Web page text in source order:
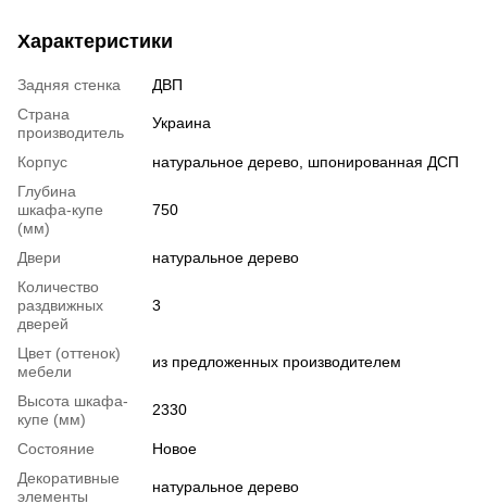
Характеристики
Задняя стенка
ДВП
Страна
производитель
Украина
Корпус
натуральное дерево, шпонированная ДСП
Глубина
шкафа-купе
(мм)
750
Двери
натуральное дерево
Количество
раздвижных
дверей
3
Цвет (оттенок)
мебели
из предложенных производителем
Высота шкафа-
купе (мм)
2330
Состояние
Новое
Декоративные
элементы
натуральное дерево